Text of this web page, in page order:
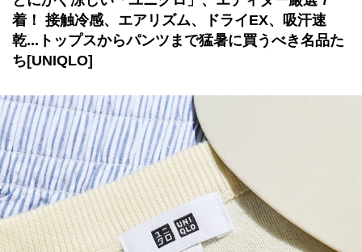
着！ 接触冷感、エアリズム、ドライEX、吸汗速
乾...トップスからパンツまで猛暑に買うべき名品た
ち[UNIQLO]